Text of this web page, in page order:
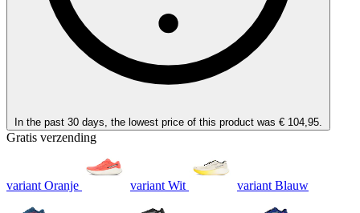
In the past 30 days, the lowest price of this product was € 104,95.
Gratis verzending
variant Oranje variant Wit variant Blauw